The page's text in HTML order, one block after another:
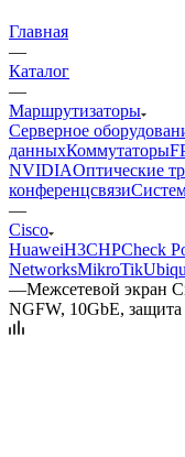
Главная
—
Каталог
—
Маршрутизаторы
Серверное
данныхКоммутаторы
NVIDIAОптические
конференцсвязи
—
Cisco
HuaweiH3CHPCheck
NetworksMikroTik
—Межсетевой экран
NGFW, 10GbE, защита